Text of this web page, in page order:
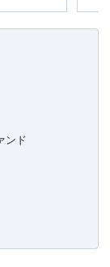
アセッ
年に
め
ンド
るので、コス